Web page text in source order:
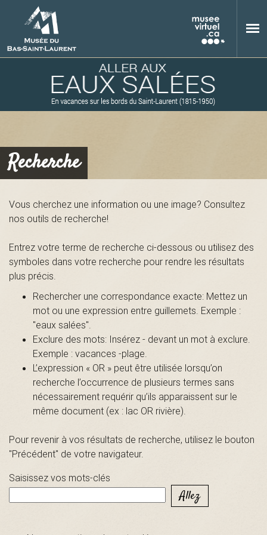
M
u
s
d
u
Recherche
Vous cherchez une information ou une image? Consultez
nos outils de recherche!
Entrez votre terme de recherche ci-dessous ou utilisez des
symboles dans votre recherche pour rendre les résultats
plus précis.
Rechercher une correspondance exacte: Mettez un
mot ou une expression entre guillemets. Exemple :
"eaux salées".
Exclure des mots: Insérez - devant un mot à exclure.
Exemple : vacances -plage.
L’expression « OR » peut être utilisée lorsqu’on
recherche l’occurrence de plusieurs termes sans
nécessairement requérir qu’ils apparaissent sur le
même document (ex : lac OR rivière).
Pour revenir à vos résultats de recherche, utilisez le bouton
"Précédent" de votre navigateur.
Saisissez vos mots-clés